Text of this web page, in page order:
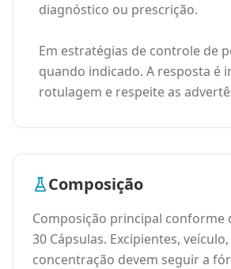
diagnóstico ou prescrição.
Em estratégias de controle de
quando indicado. A resposta é
rotulagem e respeite as
Composição
Composição principal conforme
30 Cápsulas. Excipientes,
concentração devem seguir a